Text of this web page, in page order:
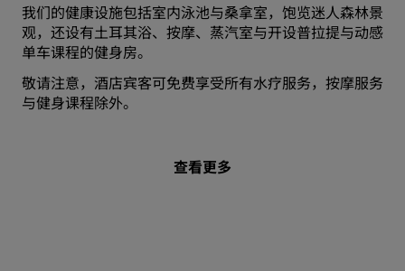
我们的健康设施包括室内泳池与桑拿室，饱览迷人森林景
观，还设有土耳其浴、按摩、蒸汽室与开设普拉提与动感
单车课程的健身房。
敬请注意，酒店宾客可免费享受所有水疗服务，按摩服务
与健身课程除外。
查看更多